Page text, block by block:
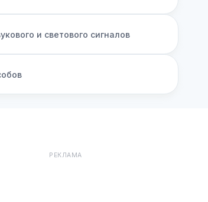
и светового сигналов
РЕКЛАМА